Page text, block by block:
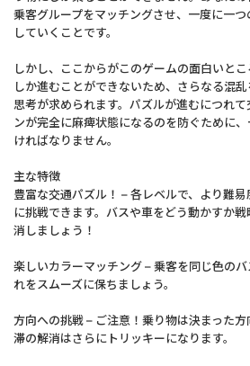
乗客グループをマッチングさせ、一度に一
していくことです。
しかし、ここからがこのゲームの面白いと
しか進むことができないため、さらなる混
思考が求められます。パズルが進むにつれ
ンが完全に麻痺状態になるのを防ぐために
ければなりません。
主な特徴
豊富な交通パズル！ – 各レベルで、より難
に挑戦できます。バスや車をどう動かすか
消しましょう！
楽しいカラーマッチング – 乗客を同じ色の
れをスムーズに保ちましょう。
方向への挑戦 – ご注意！乗り物は決まった
滞の解消はさらにトリッキーになります。